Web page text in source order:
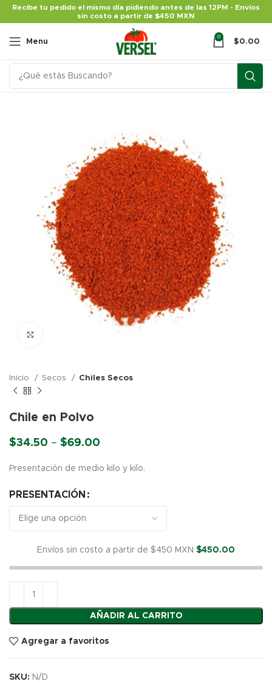
Recibe tu pedido el mismo día pidiendo antes de las 12PM - Envíos
sin costo a partir de $450 MXN
Menu
0
$0.00
Click para agrandar
Inicio Secos Chiles Secos
Chile en Polvo
$34.50 – $69.00
$34.50
Presentación de medio kilo y kilo.
PRESENTACIÓN
AÑADIR AL CARRITO
Envíos sin costo a partir de $450 MXN $450.00
Agregar a favoritos
SKU: N/D